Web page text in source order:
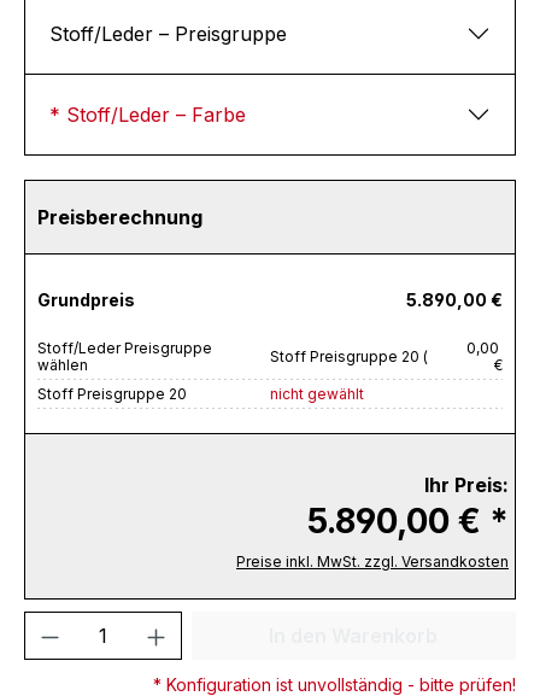
Stoff/Leder – Preisgruppe
* Stoff/Leder – Farbe
Preisberechnung
Grundpreis 5.890,00 €
Stoff/Leder Preisgruppe
wählen
Stoff Preisgruppe 20 (
0,00
€
Stoff Preisgruppe 20
nicht gewählt
Ihr Preis:
5.890,00 € *
Preise inkl. MwSt. zzgl. Versandkosten
Produkt Anzahl: Gib den
* Konfiguration ist unvollständig - bitte prüfen!